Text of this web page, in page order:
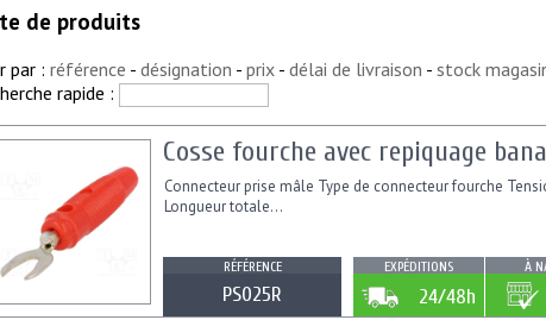
de produits
par : référence - désignation - prix - délai de livraison - stock
rapide :
Cosse fourche avec repiquage
Connecteur prise mâle Type de connecteur fourche
Longueur totale...
RÉFÉRENCE
PS025R
EXPÉDITIONS
24/48h
À